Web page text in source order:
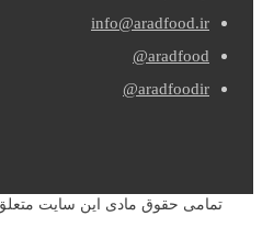
info@aradfood.ir
aradfood@
aradfoodir@
تمامی حقوق مادی این سایت متعلق